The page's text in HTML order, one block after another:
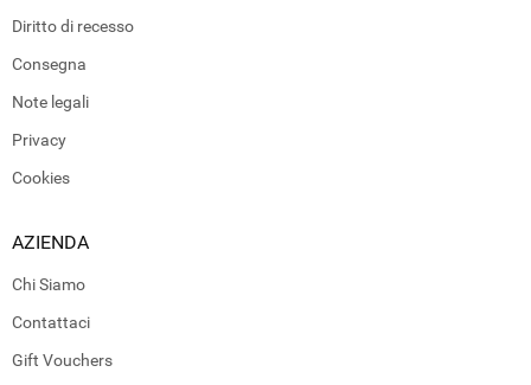
Diritto di recesso
Consegna
Note legali
Privacy
Cookies
AZIENDA
Chi Siamo
Contattaci
Gift Vouchers